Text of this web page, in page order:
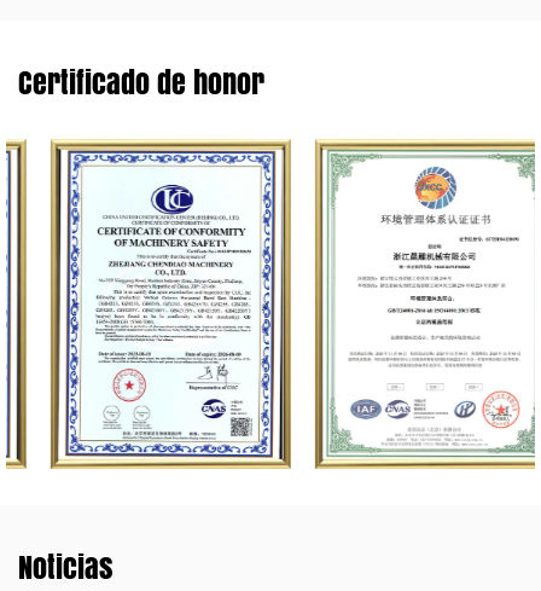
Certificado de honor
Noticias